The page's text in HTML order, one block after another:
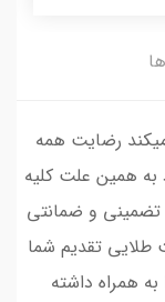
میکند رضایت همه
به همین علت کلیه
تضمینی و ضمانتی
طلایی تقدیم شما
همراه داشته